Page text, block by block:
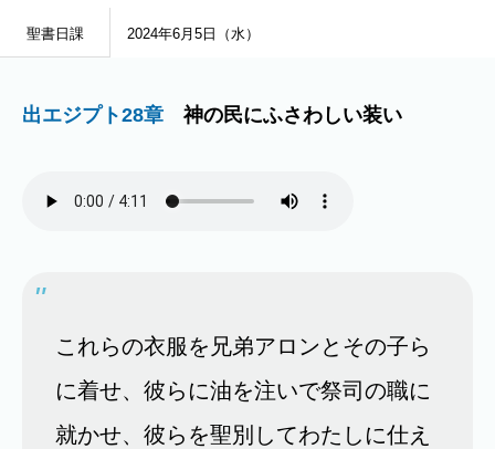
聖書日課 2024年6月5日（水）
出エジプト28章 神の民にふさわしい装い
これらの衣服を兄弟アロンとその子ら
に着せ、彼らに油を注いで祭司の職に
就かせ、彼らを聖別してわたしに仕え